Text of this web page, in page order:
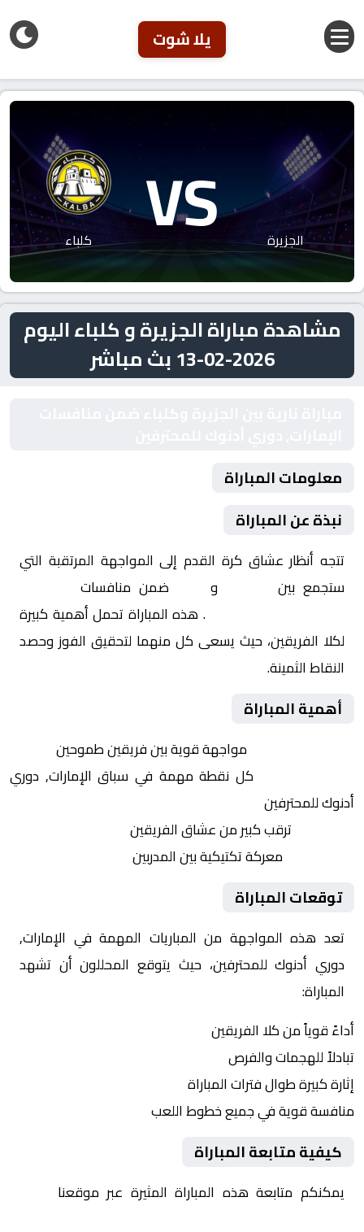
يلا شوت
الجزيرة VS كلباء
مشاهدة مباراة الجزيرة و كلباء اليوم
2026-02-13 بث مباشر
معلومات المباراة
نبذة عن المباراة
تتجه أنظار عشاق كرة القدم إلى المواجهة المرتقبة التي
ستجمع بين
و ضمن منافسات
. هذه المباراة تحمل أهمية كبيرة
لكلا الفريقين، حيث يسعى كل منهما لتحقيق الفوز وحصد
النقاط الثمينة.
أهمية المباراة
مواجهة قوية بين فريقين طموحين
كل نقطة مهمة في سباق الإمارات, دوري
أدنوك للمحترفين
ترقب كبير من عشاق الفريقين
معركة تكتيكية بين المدربين
توقعات المباراة
تعد هذه المواجهة من المباريات المهمة في الإمارات,
دوري أدنوك للمحترفين، حيث يتوقع المحللون أن تشهد
المباراة:
أداءً قوياً من كلا الفريقين
تبادلاً للهجمات والفرص
إثارة كبيرة طوال فترات المباراة
منافسة قوية في جميع خطوط اللعب
كيفية متابعة المباراة
يمكنكم متابعة هذه المباراة المثيرة عبر موقعنا